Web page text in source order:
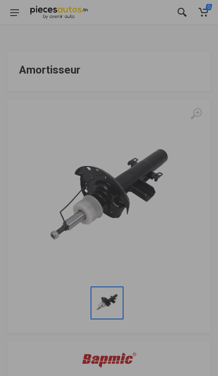
0
Amortisseur